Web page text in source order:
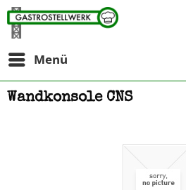
Menü
Wandkonsole CNS